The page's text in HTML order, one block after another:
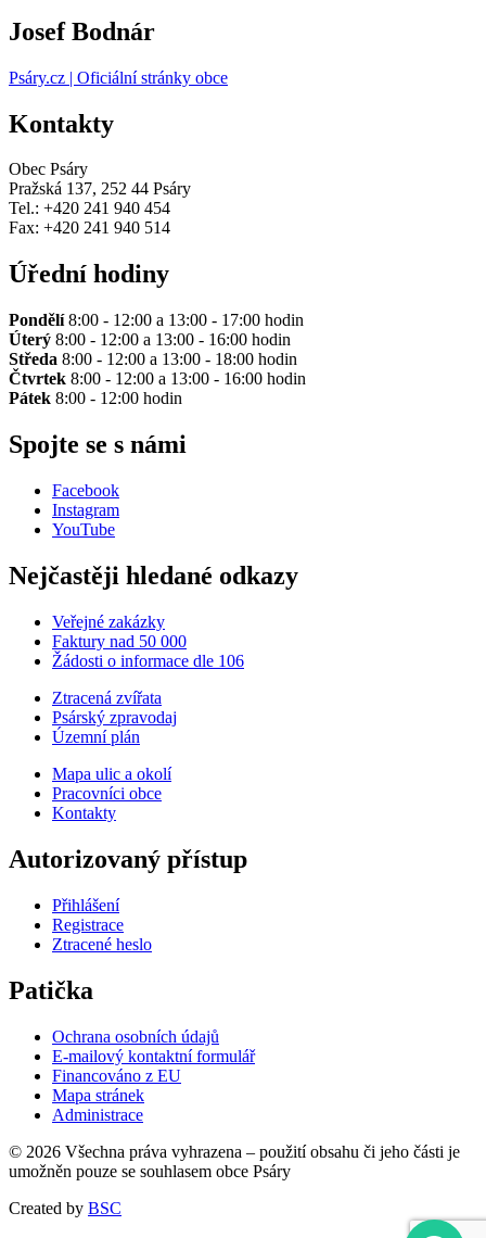
Josef Bodnár
Psáry.cz | Oficiální stránky obce
Kontakty
Obec Psáry
Pražská 137, 252 44 Psáry
Tel.: +420 241 940 454
Fax: +420 241 940 514
Úřední hodiny
Pondělí8:00 - 12:00 a 13:00 - 17:00 hodin
Úterý 8:00 - 12:00 a 13:00 - 16:00 hodin
Středa 8:00 - 12:00 a 13:00 - 18:00 hodin
Čtvrtek 8:00 - 12:00 a 13:00 - 16:00 hodin
Pátek 8:00 - 12:00 hodin
Spojte se s námi
Facebook
Instagram
YouTube
Nejčastěji hledané odkazy
Veřejné zakázky
Faktury nad 50 000
Žádosti o informace dle 106
Ztracená zvířata
Psárský zpravodaj
Územní plán
Mapa ulic a okolí
Pracovníci obce
Kontakty
Autorizovaný přístup
Přihlášení
Registrace
Ztracené heslo
Patička
Ochrana osobních údajů
E-mailový kontaktní formulář
Financováno z EU
Mapa stránek
Administrace
© 2026 Všechna práva vyhrazena – použití obsahu či jeho části je
umožněn pouze se souhlasem obce Psáry
Created by BSC